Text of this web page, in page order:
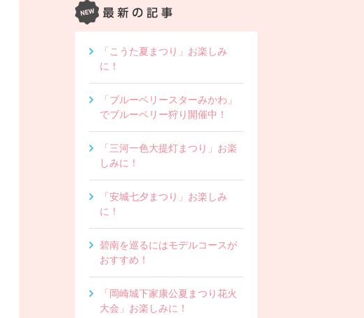
「こうた夏まつり」お楽しみ
に！
「ブルーベリースターみかわ」
でブルーベリー狩り開催中！
「三河一色大提灯まつり」お楽
しみに！
「安城七夕まつり」お楽しみ
に！
碧南を巡るにはモデルコースが
おすすめ！
「岡崎城下家康公夏まつり花火
大会」お楽しみに！